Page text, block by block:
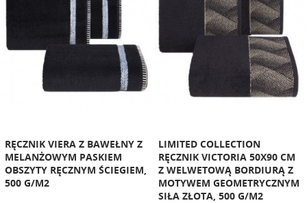
RĘCZNIK VIERA Z BAWEŁNY Z
MELANŻOWYM PASKIEM
OBSZYTY RĘCZNYM ŚCIEGIEM,
500 G/M2
LIMITED COLLECTION
RĘCZNIK VICTORIA 50X90 CM
Z WELWETOWĄ BORDIURĄ Z
MOTYWEM GEOMETRYCZNYM
SIŁA ZŁOTA, 500 G/M2